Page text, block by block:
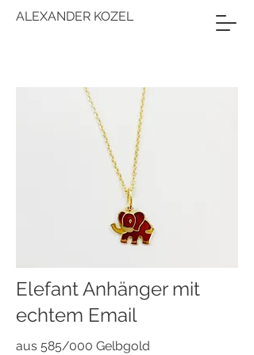
ALEXANDER KOZEL
Elefant Anhänger mit
echtem Email
aus 585/000 Gelbgold